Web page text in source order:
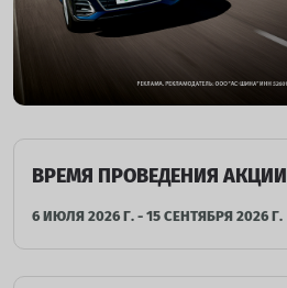
ВРЕМЯ ПРОВЕДЕНИЯ АКЦИИ
6 ИЮЛЯ 2026 Г. - 15 СЕНТЯБРЯ 2026 Г.